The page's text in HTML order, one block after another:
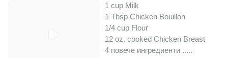
1 cup Milk
1 Tbsp Chicken Bouillon
1/4 cup Flour
12 oz. cooked Chicken Breast
4 повече ингредиенти .....